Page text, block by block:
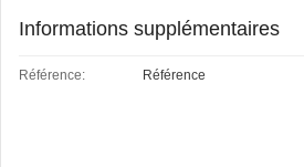
Informations supplémentaires
Référence: Référence